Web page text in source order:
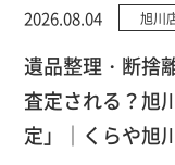
2026.08.04 旭川
遺品整理・断捨
査定される？旭
定」｜くらや旭